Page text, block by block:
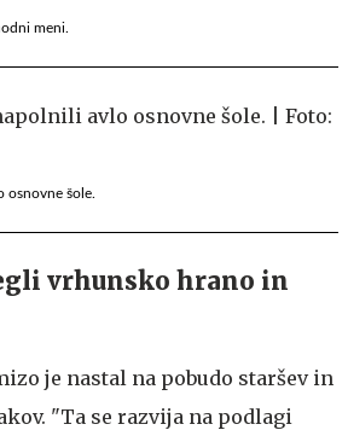
meni.
osnovne šole.
vrhunsko hrano in
je nastal na pobudo staršev in
"Ta se razvija na podlagi